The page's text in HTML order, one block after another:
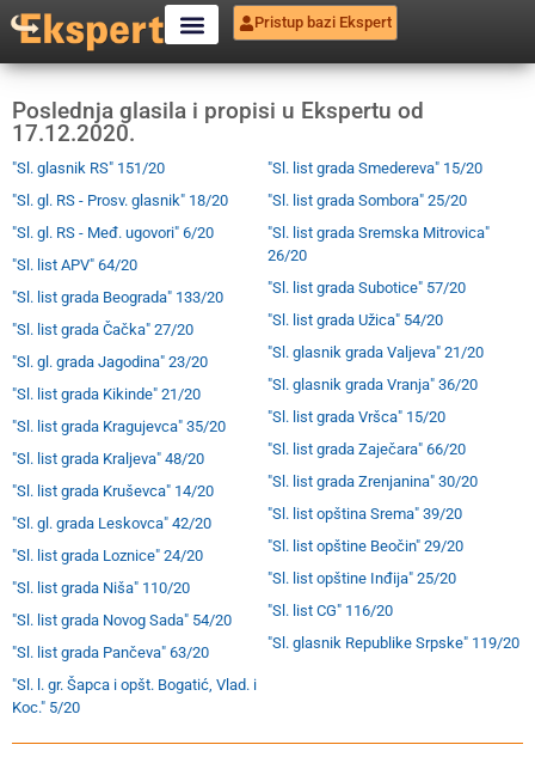
Pristup bazi Ekspert
Poslednja glasila i propisi u Ekspertu od
17.12.2020.
"Sl. glasnik RS" 151/20
"Sl. gl. RS - Prosv. glasnik" 18/20
"Sl. gl. RS - Međ. ugovori" 6/20
"Sl. list APV" 64/20
"Sl. list grada Beograda" 133/20
"Sl. list grada Čačka" 27/20
"Sl. gl. grada Jagodina" 23/20
"Sl. list grada Kikinde" 21/20
"Sl. list grada Kragujevca" 35/20
"Sl. list grada Kraljeva" 48/20
"Sl. list grada Kruševca" 14/20
"Sl. gl. grada Leskovca" 42/20
"Sl. list grada Loznice" 24/20
"Sl. list grada Niša" 110/20
"Sl. list grada Novog Sada" 54/20
"Sl. list grada Pančeva" 63/20
"Sl. l. gr. Šapca i opšt. Bogatić, Vlad. i
Koc." 5/20
"Sl. list grada Smedereva" 15/20
"Sl. list grada Sombora" 25/20
"Sl. list grada Sremska Mitrovica"
26/20
"Sl. list grada Subotice" 57/20
"Sl. list grada Užica" 54/20
"Sl. glasnik grada Valjeva" 21/20
"Sl. glasnik grada Vranja" 36/20
"Sl. list grada Vršca" 15/20
"Sl. list grada Zaječara" 66/20
"Sl. list grada Zrenjanina" 30/20
"Sl. list opština Srema" 39/20
"Sl. list opštine Beočin" 29/20
"Sl. list opštine Inđija" 25/20
"Sl. list CG" 116/20
"Sl. glasnik Republike Srpske" 119/20